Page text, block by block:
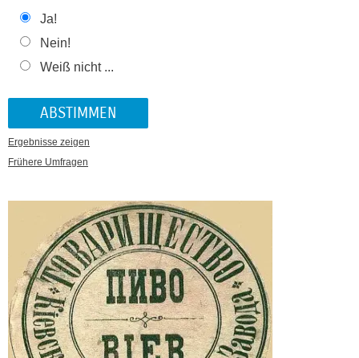
Ja!
Nein!
Weiß nicht ...
Ergebnisse zeigen
Frühere Umfragen